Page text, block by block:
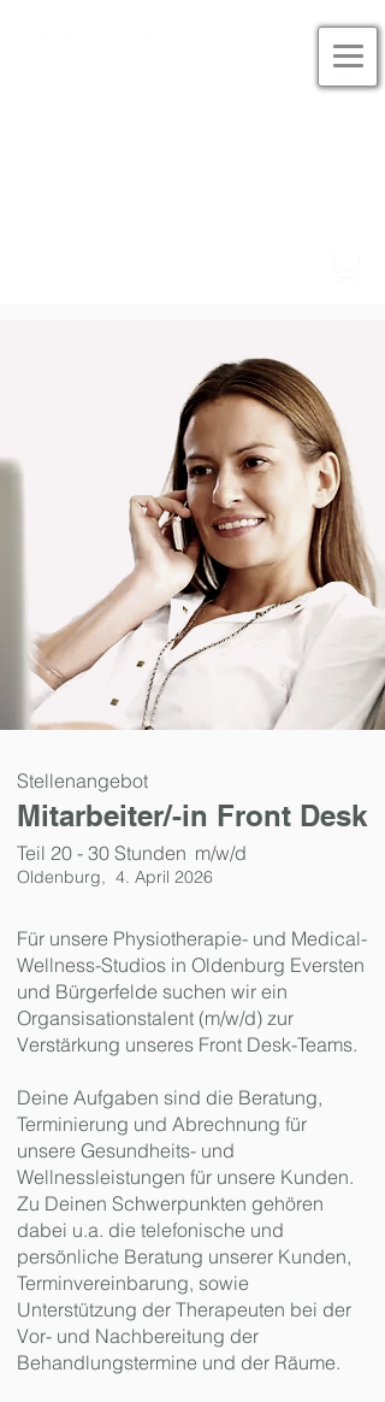
Stellenangebot
Mitarbeiter/-in Front Desk
Teil 20 - 30 Stunden m/w/d
Oldenburg, 4. April 2026
Für unsere Physiotherapie- und Medical-
Wellness-Studios in Oldenburg Eversten
und Bürgerfelde suchen wir ein
Organsisationstalent (m/w/d) zur
Verstärkung unseres Front Desk-Teams.
Deine Aufgaben sind die Beratung,
Terminierung und Abrechnung für
unsere Gesundheits- und
Wellnessleistungen für unsere Kunden.
Zu Deinen Schwerpunkten gehören
dabei u.a. die telefonische und
persönliche Beratung unserer Kunden,
Terminvereinbarung, sowie
Unterstützung der Therapeuten bei der
Vor- und Nachbereitung der
Behandlungstermine und der Räume.